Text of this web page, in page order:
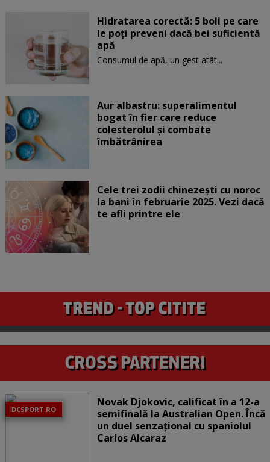
Hidratarea corectă: 5 boli pe care
le poți preveni dacă bei suficientă
apă
Consumul de apă, un gest atât...
Aur albastru: superalimentul
bogat în fier care reduce
colesterolul și combate
îmbătrânirea
Cele trei zodii chinezești cu noroc
la bani în februarie 2025. Vezi dacă
te afli printre ele
DCSPORT.RO
Novak Djokovic, calificat în a 12-a
semifinală la Australian Open. Încă
un duel senzațional cu spaniolul
Carlos Alcaraz